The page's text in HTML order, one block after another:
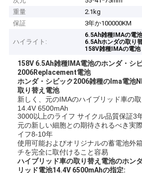
重量
2.1kg
保証
3年か100000KM
ハイライト:
6.5Ah雑種IMAの電
6.5Ahホンダの取り
158V雑種IMAの電池
158V 6.5Ah雑種IMA電池のホンダ・シ
2006Replacement電池
ホンダ・シビック2006雑種のIma電池
取り替え電池
新しく、元のIMAのハイブリッド車の
14.4V 6500mAh
3000以上のライフ サイクル品質保証3
元の新しい細胞との期待されるべき実
イフ8-10年
使用可能およびオリジナルの蓄電池外
チを完全に取付けること容易
ハイブリッド車の取り替え電池のホン
リッド電池14.4V 6500mAhの指定: